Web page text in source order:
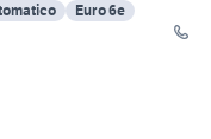
Euro 6e